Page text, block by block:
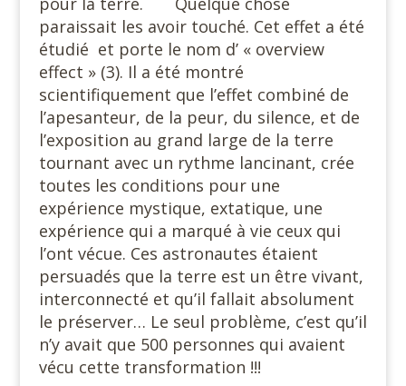
paraissait les avoir touché. Cet effet a été
étudié et porte le nom d’ « overview
effect » (3). Il a été montré
scientifiquement que l’effet combiné de
l’apesanteur, de la peur, du silence, et de
l’exposition au grand large de la terre
tournant avec un rythme lancinant, crée
toutes les conditions pour une
expérience mystique, extatique, une
expérience qui a marqué à vie ceux qui
l’ont vécue. Ces astronautes étaient
persuadés que la terre est un être vivant,
interconnecté et qu’il fallait absolument
le préserver… Le seul problème, c’est qu’il
n’y avait que 500 personnes qui avaient
vécu cette transformation !!!